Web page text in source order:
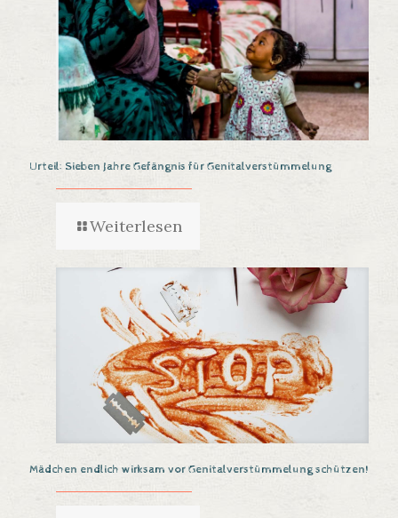
Urteil: Sieben Jahre Gefängnis für Genitalverstümmelung
Weiterlesen
Mädchen endlich wirksam vor Genitalverstümmelung schützen!